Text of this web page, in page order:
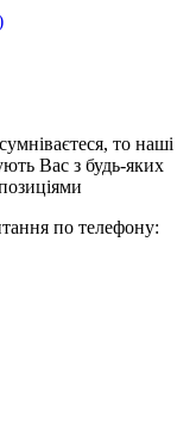
то наші
Вас з будь-яких
по телефону: